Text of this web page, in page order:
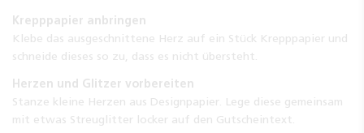
Krepppapier anbringen
Klebe das ausgeschnittene Herz auf ein Stück Krepppapier und
schneide dieses so zu, dass es nicht übersteht.
Herzen und Glitzer vorbereiten
Stanze kleine Herzen aus Designpapier. Lege diese gemeinsam
mit etwas Streuglitter locker auf den Gutscheintext.